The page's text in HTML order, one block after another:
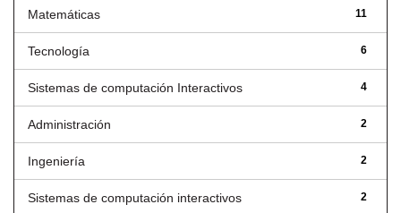
11
Matemáticas
6
Tecnología
4
Sistemas de computación Interactivos
2
Administración
2
Ingeniería
2
Sistemas de computación interactivos